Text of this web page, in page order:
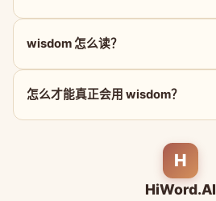
wisdom 怎么读？
怎么才能真正会用 wisdom？
H
HiWord.AI